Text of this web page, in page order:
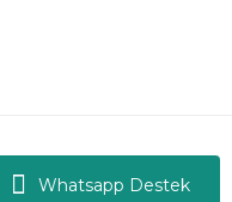
Whatsapp Destek